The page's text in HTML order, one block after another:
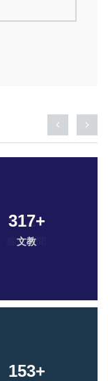
317+
文教
153+